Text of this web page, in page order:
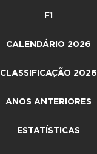
F1
CALENDÁRIO 2026
CLASSIFICAÇÃO 2026
ANOS ANTERIORES
ESTATÍSTICAS